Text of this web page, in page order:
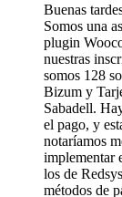
Buenas
Somos una
plugin
nuestras
somos 128
Bizum y
Sabadell.
el pago, y
notaríamos
implementar
los de
métodos de